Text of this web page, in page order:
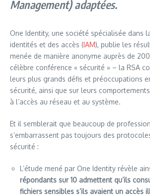
Management) adaptées.
One Identity, une société spécialisée dans
identités et des accès (IAM), publie les
menée de manière anonyme auprès de
célèbre conférence « sécurité » – la RSA
leurs plus grands défis et préoccupations
sécurité, ainsi que sur leurs
à l’accès au réseau et au système.
Et il semblerait que beaucoup de
s’embarrassent pas toujours des
sécurité :
L’étude mené par One Identity révèle
répondants sur 10 admettent qu’ils
fichiers sensibles s’ils avaient un accès